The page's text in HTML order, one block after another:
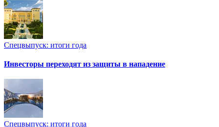
Спецвыпуск: итоги года
Инвесторы переходят из защиты в нападение
Спецвыпуск: итоги года